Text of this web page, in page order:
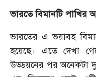
ভারতে বিমানটি পাখির
ভারতের এ ভয়াবহ
হয়েছে। এতে দেখা
উড্ডয়নের পর অনেকটা